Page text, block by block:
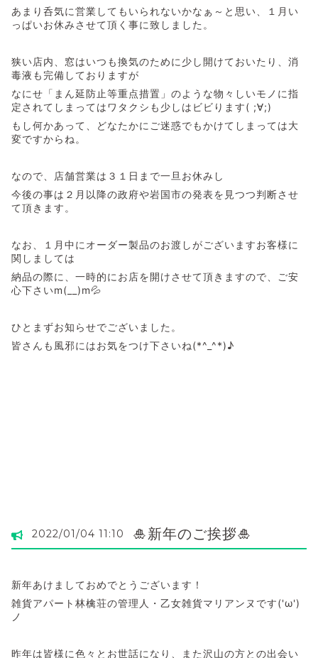
あまり呑気に営業してもいられないかなぁ～と思い、１月い
っぱいお休みさせて頂く事に致しました。
狭い店内、窓はいつも換気のために少し開けておいたり、消
毒液も完備しておりますが
なにせ「まん延防止等重点措置」のような物々しいモノに指
定されてしまってはワタクシも少しはビビります( ;∀;)
もし何かあって、どなたかにご迷惑でもかけてしまっては大
変ですからね。
なので、店舗営業は３１日まで一旦お休みし
今後の事は２月以降の政府や岩国市の発表を見つつ判断させ
て頂きます。
なお、１月中にオーダー製品のお渡しがございますお客様に
関しましては
納品の際に、一時的にお店を開けさせて頂きますので、ご安
心下さいm(__)m💦
ひとまずお知らせでございました。
皆さんも風邪にはお気をつけ下さいね(*^_^*)♪
2022/01/04 11:10 🎍新年のご挨拶🎍
新年あけましておめでとうございます！
雑貨アパート林檎荘の管理人・乙女雑貨マリアンヌです('ω')
ノ
昨年は皆様に色々とお世話になり、また沢山の方との出会い